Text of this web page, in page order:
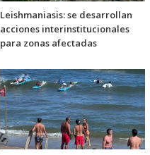
Leishmaniasis: se desarrollan
acciones interinstitucionales
para zonas afectadas